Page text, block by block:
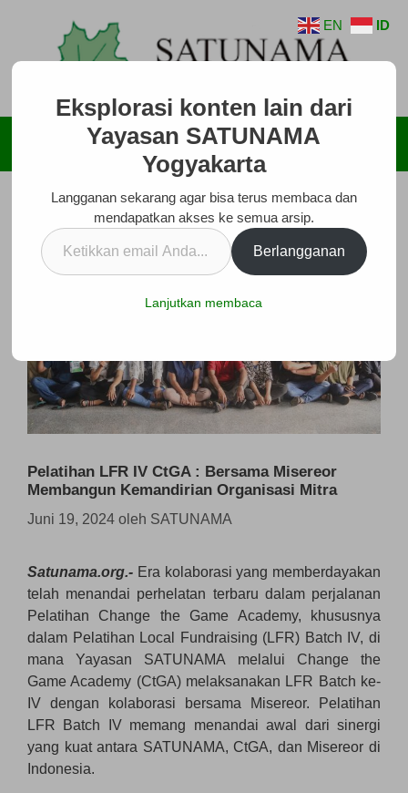
Menu
Pelatihan LFR IV CtGA : Bersama Misereor
Membangun Kemandirian Organisasi Mitra
Juni 19, 2024 oleh SATUNAMA
Satunama.org.- Era kolaborasi yang memberdayakan
telah menandai perhelatan terbaru dalam perjalanan
Pelatihan Change the Game Academy, khususnya
dalam Pelatihan Local Fundraising (LFR) Batch IV, di
mana Yayasan SATUNAMA melalui Change the
Game Academy (CtGA) melaksanakan LFR Batch ke-
IV dengan kolaborasi bersama Misereor. Pelatihan
LFR Batch IV memang menandai awal dari sinergi
yang kuat antara SATUNAMA, CtGA, dan Misereor di
Indonesia.
EN ID
Eksplorasi konten lain dari
Yayasan SATUNAMA
Yogyakarta
Langganan sekarang agar bisa terus membaca dan
mendapatkan akses ke semua arsip.
Ketikkan
email
Berlangganan
Lanjutkan membaca